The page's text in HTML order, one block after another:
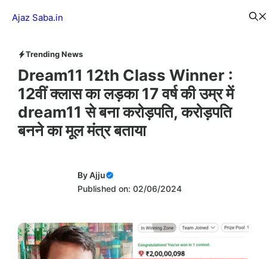
Ajaz Saba.in
Trending News
Dream11 12th Class Winner :
12वीं क्लास का लड़का 17 वर्ष की उम्र में
dream11 से बना करोड़पति, करोड़पति
बनने का मूल मंत्र बताया
ByAjju
Published on: 02/06/2024